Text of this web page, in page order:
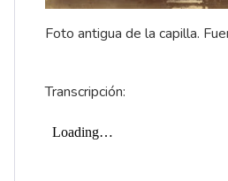
Foto antigua de la capilla.
Transcripción: